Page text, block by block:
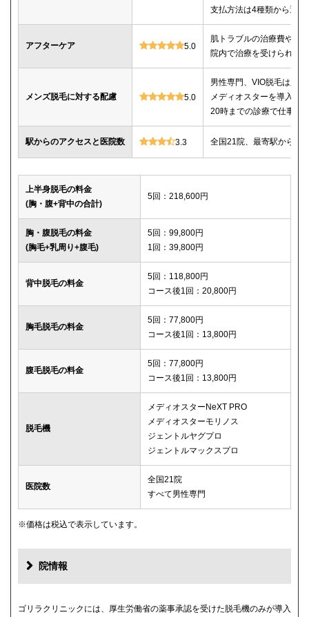
支払方法は4種類から選べ
アフターケア 5.0
肌トラブルの治療費や薬
院内で治療を受けられる
メンズ脱毛に対する配慮 5.0
男性専門、VIO脱毛は必
メディオスターを導入、
20時までの診療で仕事帰
駅からのアクセスと医院数 3.3 全国21院、最寄駅から徒
上半身脱毛の料金
(胸・腹+背中の合計)
5回：218,600円
胸・腹脱毛の料金
(胸毛+乳周り+腹毛)
5回：99,800円
1回：39,800円
背中脱毛の料金
5回：118,800円
コース後1回：20,800円
胸毛脱毛の料金
5回：77,800円
コース後1回：13,800円
腹毛脱毛の料金
5回：77,800円
コース後1回：13,800円
脱毛機
メディオスターNeXT PRO
メディオスターモリノス
ジェントルヤグプロ
ジェントルマックスプロ
医院数
全国21院
すべて男性専門
※価格は税込で表示しています。
院情報
ゴリラクリニックには、厚生労働省の薬事承認を受けた脱毛機のみが導入